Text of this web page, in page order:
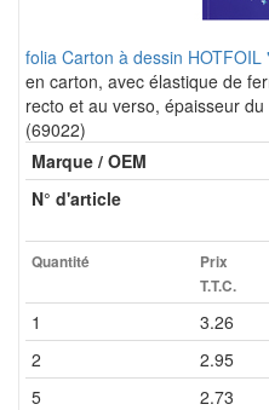
folia Carton à dessin HOTFOIL
en carton, avec élastique de
recto et au verso, épaisseur
(69022)
Marque / OEM
N° d'article
Quantité
Prix
T.T.C.
1 3.26
2 2.95
5 2.73